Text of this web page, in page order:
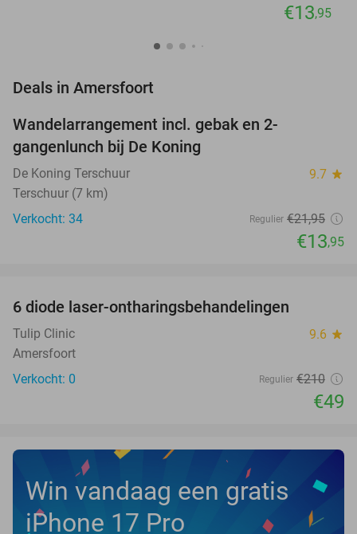
€13,95
Deals in Amersfoort
TODAY
Wandelarrangement incl. gebak en 2-
gangenlunch bij De Koning
De Koning Terschuur 9.7 star
Terschuur (7 km)
Verkocht: 34
Regulier €21,95
€13,95
TODAY
6 diode laser-ontharingsbehandelingen
Tulip Clinic 9.6 star
Amersfoort
Verkocht: 0
Regulier €210
€49
Win vandaag een gratis
iPhone 17 Pro